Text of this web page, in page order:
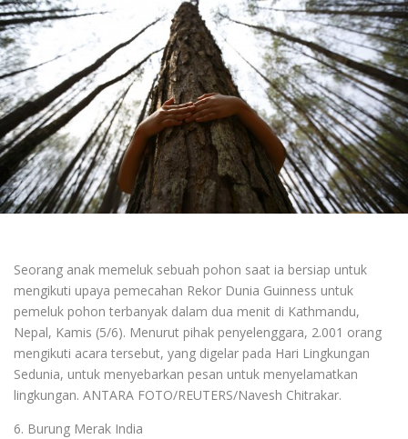
Seorang anak memeluk sebuah pohon saat ia bersiap untuk
mengikuti upaya pemecahan Rekor Dunia Guinness untuk
pemeluk pohon terbanyak dalam dua menit di Kathmandu,
Nepal, Kamis (5/6). Menurut pihak penyelenggara, 2.001 orang
mengikuti acara tersebut, yang digelar pada Hari Lingkungan
Sedunia, untuk menyebarkan pesan untuk menyelamatkan
lingkungan. ANTARA FOTO/REUTERS/Navesh Chitrakar.
6. Burung Merak India